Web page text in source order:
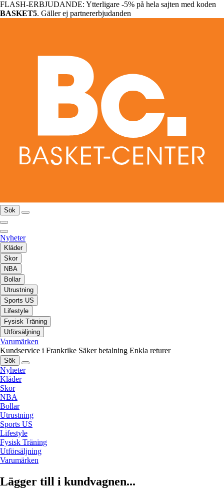
FLASH-ERBJUDANDE: Ytterligare -5% på hela sajten med koden
BASKET5. Gäller ej partnererbjudanden
Sök
Nyheter
Kläder
Skor
NBA
Bollar
Utrustning
Sports US
Lifestyle
Fysisk Träning
Utförsäljning
Varumärken
Kundservice i Frankrike Säker betalning Enkla returer
Sök
Nyheter
Kläder
Skor
NBA
Bollar
Utrustning
Sports US
Lifestyle
Fysisk Träning
Utförsäljning
Varumärken
Lägger till i kundvagnen...